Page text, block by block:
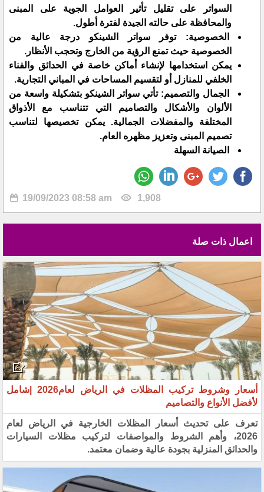
السواتر على تقليل تأثير العوامل الجوية على المبنى
والمحافظة على حالته الجيدة لفترة أطول.
الخصوصية: توفر سواتر الشينكو درجة عالية من
الخصوصية حيث تمنع الرؤية من الخارج وتحجب الأنظار.
يمكن استخدامها لإنشاء أماكن خاصة في الحدائق والفناء
الخلفي للمنازل أو لتقسيم المساحات في المباني التجارية.
الجمال والتصميم: تأتي سواتر الشينكو بتشكيلة واسعة من
الألوان والأشكال والتصاميم التي تتناسب مع الأذواق
المختلفة والمفضلات الجمالية. يمكن تخصيصها لتناسب
تصميم المبنى وتعزيز مظهره العام.
الصيانة السهلة
19/09/2023 08:58 am 1,908
اعمال ذات صلة
أسعار وشروط تركيب المظلات في الرياض لعام2026 |شامل
لأفضل الأنواع والتصاميم
تعرف على تحديث أسعار المظلات الخارجية في الرياض لعام
2026، وأهم الشروط والمواصفات لتركيب مظلات السيارات
والحدائق المنزلية بجودة عالية وضمان معتمد.